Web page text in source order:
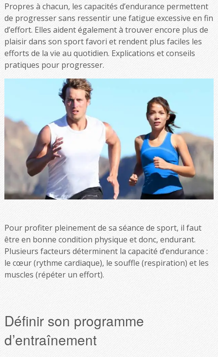
Propres à chacun, les capacités d’endurance permettent
de progresser sans ressentir une fatigue excessive en fin
d’effort. Elles aident également à trouver encore plus de
plaisir dans son sport favori et rendent plus faciles les
efforts de la vie au quotidien. Explications et conseils
pratiques pour progresser.
Pour profiter pleinement de sa séance de sport, il faut
être en bonne condition physique et donc, endurant.
Plusieurs facteurs déterminent la capacité d’endurance :
le cœur (rythme cardiaque), le souffle (respiration) et les
muscles (répéter un effort).
Définir son programme
d’entraînement